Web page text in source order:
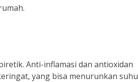
Anti-inflamasi dan antioxidan
yang bisa menurunkan suhu